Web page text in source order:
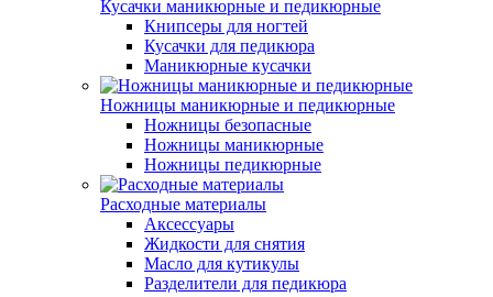
Кусачки маникюрные и педикюрные
Книпсеры для ногтей
Кусачки для педикюра
Маникюрные кусачки
Ножницы маникюрные и педикюрные
Ножницы безопасные
Ножницы маникюрные
Ножницы педикюрные
Расходные материалы
Аксессуары
Жидкости для снятия
Масло для кутикулы
Разделители для педикюра